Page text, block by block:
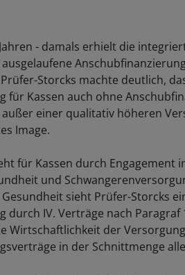
- damals erhielt die
Storcks machte deutlich,
für Kassen auch ohne
außer einer qualitativ höheren
Image.
für Kassen durch Engagement
und
sieht Prüfer-Storcks
durch IV. Verträge nach
Wirtschaftlichkeit der
in der Schnittmenge